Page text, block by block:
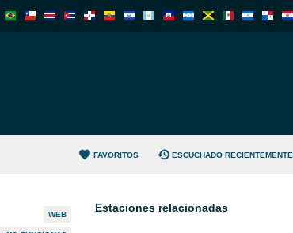
FAVORITOS ESCUCHADO RECIENTEMENTE
WEB
Estaciones relacionadas